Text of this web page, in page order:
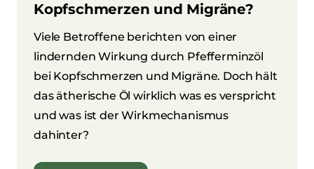
Kopfschmerzen und Migräne?
Viele Betroffene berichten von einer
lindernden Wirkung durch Pfefferminzöl
bei Kopfschmerzen und Migräne. Doch hält
das ätherische Öl wirklich was es verspricht
und was ist der Wirkmechanismus
dahinter?